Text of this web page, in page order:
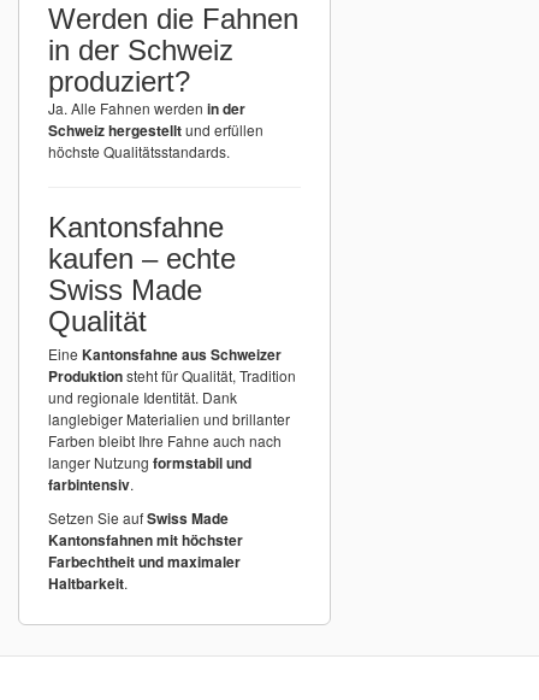
Werden die Fahnen
in der Schweiz
produziert?
Ja. Alle Fahnen werden in der
Schweiz hergestelltund erfüllen
höchste Qualitätsstandards.
Kantonsfahne
kaufen – echte
Swiss Made
Qualität
Eine Kantonsfahne aus Schweizer
Produktionsteht für Qualität, Tradition
und regionale Identität. Dank
langlebiger Materialien und brillanter
Farben bleibt Ihre Fahne auch nach
langer Nutzung formstabil und
farbintensiv.
Setzen Sie aufSwiss Made
Kantonsfahnen mit höchster
Farbechtheit und maximaler
Haltbarkeit.